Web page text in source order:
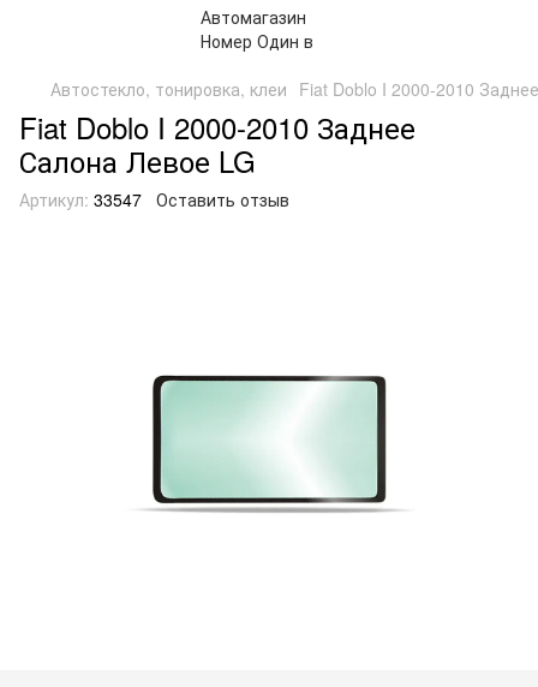
Автостекло, тонировка, клеи Fiat Doblo I 2000-2010
Fiat Doblo I 2000-2010 Заднее
Салона Левое LG
Артикул: 33547 Оставить отзыв